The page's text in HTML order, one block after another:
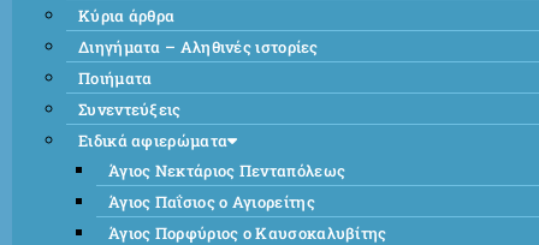
Κύρια άρθρα
Διηγήματα – Αληθινές ιστορίες
Ποιήματα
Συνεντεύξεις
Ειδικά αφιερώματα
Άγιος Νεκτάριος Πενταπόλεως
Άγιος Παΐσιος ο Αγιορείτης
Άγιος Πορφύριος ο Καυσοκαλυβίτης